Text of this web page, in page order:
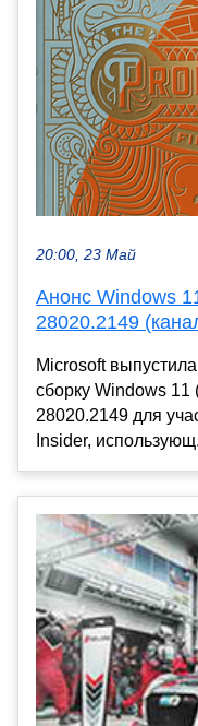
20:00, 23 Май
Анонс Windows
28020.2149
Microsoft
сборку Windows
28020.2149 для
Insider,